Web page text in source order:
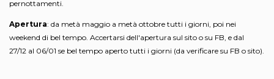
pernottamenti.
Apertura: da metà maggio a metà ottobre tutti i giorni, poi nei
weekend di bel tempo. Accertarsi dell'apertura sul sito o su FB, e dal
27/12 al 06/01 se bel tempo aperto tutti i giorni (da verificare su FB o sito).